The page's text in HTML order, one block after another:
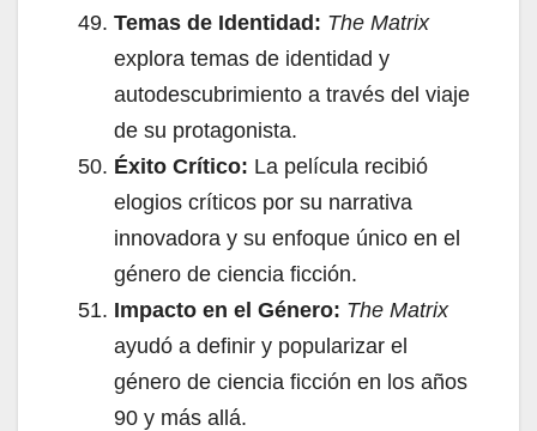
Temas de Identidad: The Matrix
explora temas de identidad y
autodescubrimiento a través del viaje
de su protagonista.
Éxito Crítico: La película recibió
elogios críticos por su narrativa
innovadora y su enfoque único en el
género de ciencia ficción.
Impacto en el Género: The Matrix
ayudó a definir y popularizar el
género de ciencia ficción en los años
90 y más allá.